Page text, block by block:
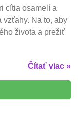
cítia osamelí a
vzťahy. Na to, aby
života a prežiť
Čítať viac »